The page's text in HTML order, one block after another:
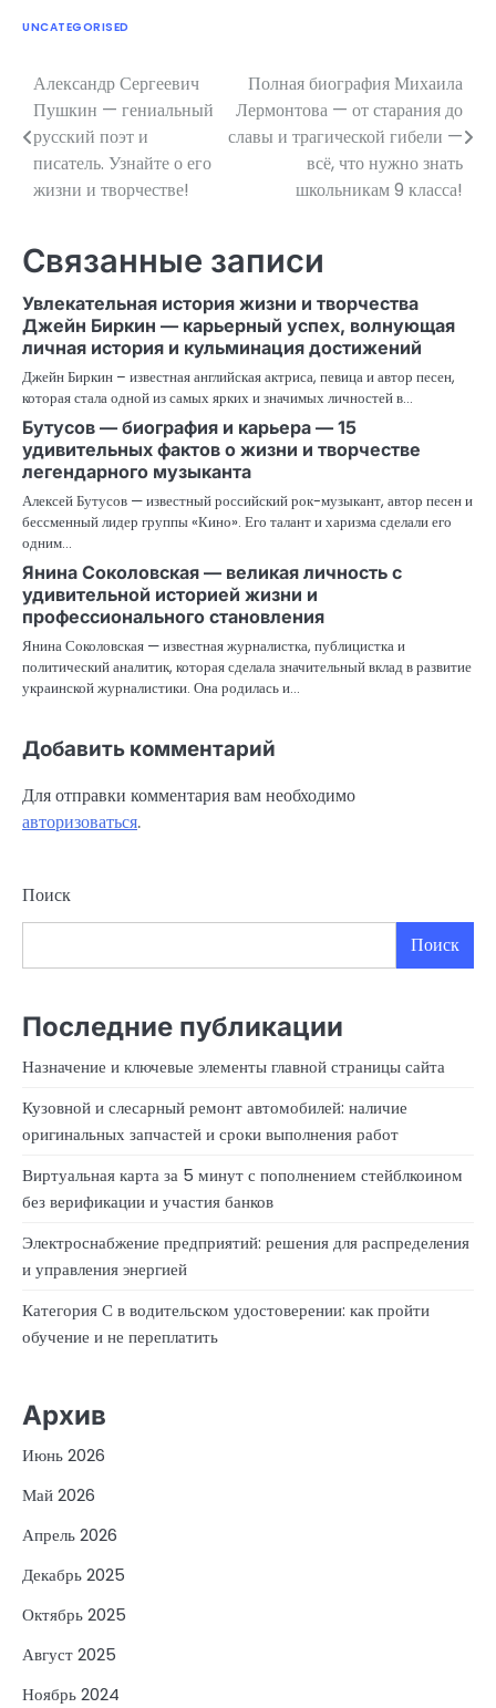
UNCATEGORISED
Навигация
по
записям
Александр Сергеевич
Пушкин — гениальный
русский поэт и
писатель. Узнайте о его
жизни и творчестве!
Полная биография Михаила
Лермонтова — от старания до
славы и трагической гибели —
всё, что нужно знать
школьникам 9 класса!
Связанные записи
Увлекательная история жизни и творчества
Джейн Биркин — карьерный успех, волнующая
личная история и кульминация достижений
Джейн Биркин – известная английская актриса, певица и автор песен,
которая стала одной из самых ярких и значимых личностей в…
Бутусов — биография и карьера — 15
удивительных фактов о жизни и творчестве
легендарного музыканта
Алексей Бутусов — известный российский рок-музыкант, автор песен и
бессменный лидер группы «Кино». Его талант и харизма сделали его
одним…
Янина Соколовская — великая личность с
удивительной историей жизни и
профессионального становления
Янина Соколовская — известная журналистка, публицистка и
политический аналитик, которая сделала значительный вклад в развитие
украинской журналистики. Она родилась и…
Добавить комментарий
Для отправки комментария вам необходимо
авторизоваться.
Поиск
Поиск
Последние публикации
Назначение и ключевые элементы главной страницы сайта
Кузовной и слесарный ремонт автомобилей: наличие
оригинальных запчастей и сроки выполнения работ
Виртуальная карта за 5 минут с пополнением стейблкоином
без верификации и участия банков
Электроснабжение предприятий: решения для распределения
и управления энергией
Категория С в водительском удостоверении: как пройти
обучение и не переплатить
Архив
Июнь 2026
Май 2026
Апрель 2026
Декабрь 2025
Октябрь 2025
Август 2025
Ноябрь 2024